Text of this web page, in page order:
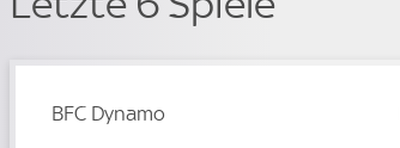
BFC Dynamo